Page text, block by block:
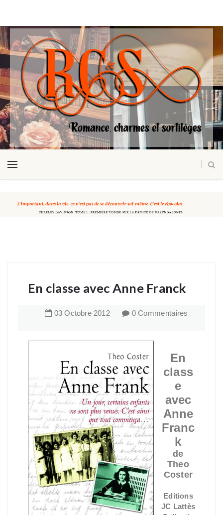
En classe avec Anne Franck
03 Octobre 2012 0 Commentaires
En
class
e
avec
Anne
Franc
k
de
Theo
Coster
Editions
JC Lattès